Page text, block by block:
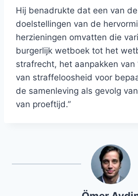
Hij benadrukte dat een van
doelstellingen van de
herzieningen omvatten die
burgerlijk wetboek tot het
strafrecht, het aanpakken van
van straffeloosheid voor
de samenleving als gevolg
van proeftijd.”